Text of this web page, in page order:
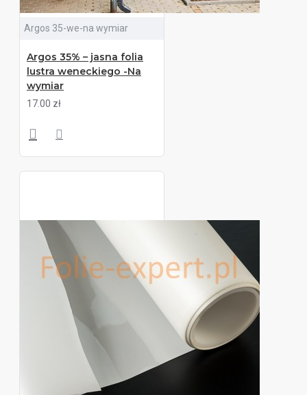
Argos 35-we-na wymiar
Argos 35% – jasna folia
lustra weneckiego -Na
wymiar
17.00 zł